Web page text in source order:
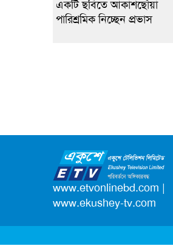
একটি ছবিতে আকাশছোঁয়া
পারিশ্রমিক নিচ্ছেন প্রভাস
www.etvonlinebd.com |
www.ekushey-tv.com